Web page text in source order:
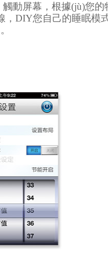
屏幕，根據(jù)您的
DIY您自己的睡眠模式